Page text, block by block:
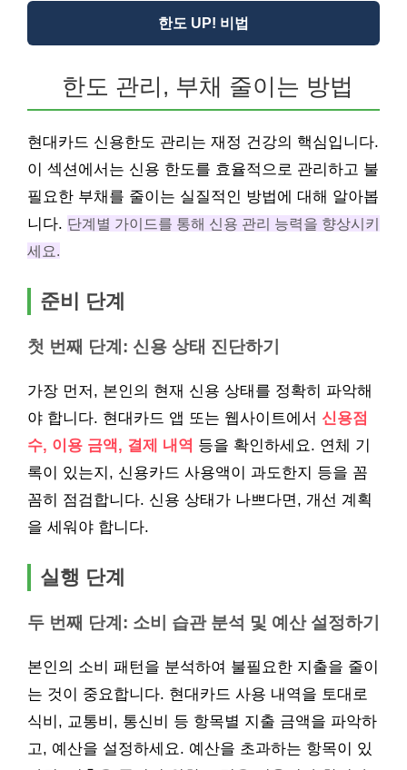
한도 UP! 비법
한도 관리, 부채 줄이는 방법
현대카드 신용한도 관리는 재정 건강의 핵심입니다.
이 섹션에서는 신용 한도를 효율적으로 관리하고 불
필요한 부채를 줄이는 실질적인 방법에 대해 알아봅
니다. 단계별 가이드를 통해 신용 관리 능력을 향상시키
세요.
준비 단계
첫 번째 단계: 신용 상태 진단하기
가장 먼저, 본인의 현재 신용 상태를 정확히 파악해
야 합니다. 현대카드 앱 또는 웹사이트에서 신용점
수, 이용 금액, 결제 내역 등을 확인하세요. 연체 기
록이 있는지, 신용카드 사용액이 과도한지 등을 꼼
꼼히 점검합니다. 신용 상태가 나쁘다면, 개선 계획
을 세워야 합니다.
실행 단계
두 번째 단계: 소비 습관 분석 및 예산 설정하기
본인의 소비 패턴을 분석하여 불필요한 지출을 줄이
는 것이 중요합니다. 현대카드 사용 내역을 토대로
식비, 교통비, 통신비 등 항목별 지출 금액을 파악하
고, 예산을 설정하세요. 예산을 초과하는 항목이 있